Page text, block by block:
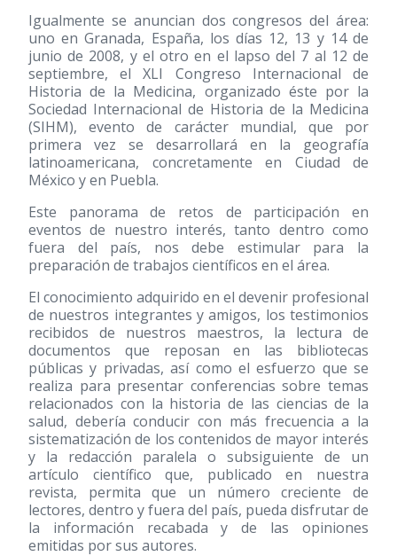
Igualmente se anuncian dos congresos del área:
uno en Granada, España, los días 12, 13 y 14 de
junio de 2008, y el otro en el lapso del 7 al 12 de
septiembre, el XLI Congreso Internacional de
Historia de la Medicina, organizado éste por la
Sociedad Internacional de Historia de la Medicina
(SIHM), evento de carácter mundial, que por
primera vez se desarrollará en la geografía
latinoamericana, concretamente en Ciudad de
México y en Puebla.
Este panorama de retos de participación en
eventos de nuestro interés, tanto dentro como
fuera del país, nos debe estimular para la
preparación de trabajos científicos en el área.
El conocimiento adquirido en el devenir profesional
de nuestros integrantes y amigos, los testimonios
recibidos de nuestros maestros, la lectura de
documentos que reposan en las bibliotecas
públicas y privadas, así como el esfuerzo que se
realiza para presentar conferencias sobre temas
relacionados con la historia de las ciencias de la
salud, debería conducir con más frecuencia a la
sistematización de los contenidos de mayor interés
y la redacción paralela o subsiguiente de un
artículo científico que, publicado en nuestra
revista, permita que un número creciente de
lectores, dentro y fuera del país, pueda disfrutar de
la información recabada y de las opiniones
emitidas por sus autores.